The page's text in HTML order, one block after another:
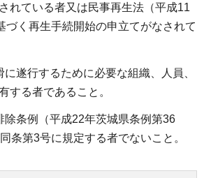
れている者又は民事再生法（平成11
づく再生手続開始の申立てがなされて
に遂行するために必要な組織、人員、
する者であること。
除条例（平成22年茨城県条例第36
条第3号に規定する者でないこと。